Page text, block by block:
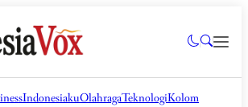
IndonesiakuOlahragaTeknologiKolom